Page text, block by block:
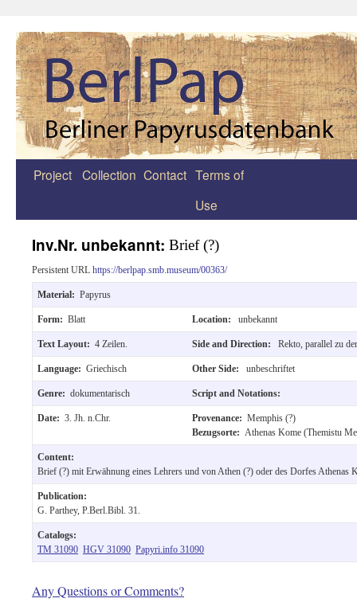
Zum
Project Collection Contact Terms of
Use
Inv.Nr. unbekannt: Brief (?)
Persistent URL https://berlpap.smb.museum/00363/
Material: Papyrus
Form: Blatt Location: unbekannt
Text Layout: 4 Zeilen. Side and Direction: Rekto, parallel zu
Language: Griechisch Other Side: unbeschriftet
Genre: dokumentarisch Script and Notations:
Date: 3. Jh. n.Chr. Provenance: Memphis (?)
Bezugsorte: Athenas Kome (Themistu
Content:
Brief (?) mit Erwähnung eines Lehrers und von Athen (?) oder des Dorfes Athenas
Publication:
G. Parthey, P.Berl.Bibl. 31.
Catalogs:
TM 31090 HGV 31090 Papyri.info 31090
Any Questions or Comments?